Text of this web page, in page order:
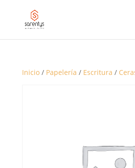
PRODUCTOS
Inicio/ Papelería / Escritura /